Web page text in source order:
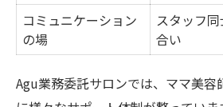
コミュニケーション
の場
スタッフ
合い
Agu業務委託サロンでは、ママ美容